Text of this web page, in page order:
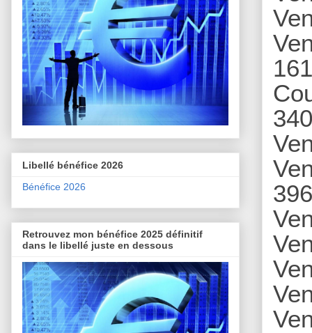
Libellé bénéfice 2026
Bénéfice 2026
Retrouvez mon bénéfice 2025 définitif
dans le libellé juste en dessous